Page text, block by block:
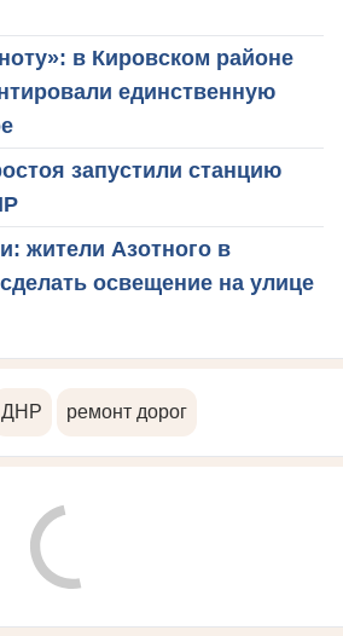
в Кировском районе
единственную
запустили станцию
жители Азотного в
освещение на улице
ДНР ремонт дорог